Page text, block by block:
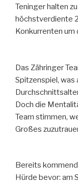
Teninger halten
höchstverdiente
Konkurrenten
Das Zähringer
Spitzenspiel,
Doch die
Team stimmen,
Großes
Bereits
Hürde bevor: am